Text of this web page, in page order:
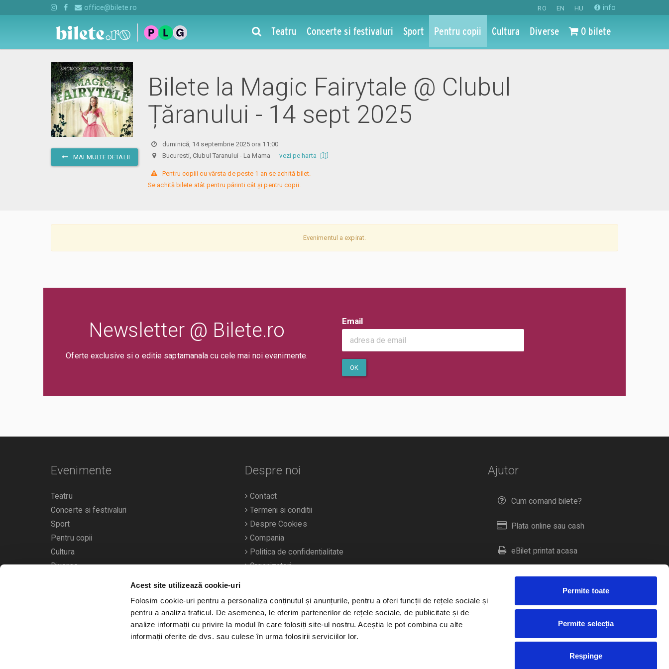
Acest site utilizează cookie-uri
Folosim cookie-uri pentru a personaliza conținutul și anunțurile, pentru a oferi funcții de rețele sociale și
pentru a analiza traficul. De asemenea, le oferim partenerilor de rețele sociale, de publicitate și de
analize informații cu privire la modul în care folosiți site-ul nostru. Aceștia le pot combina cu alte
informații oferite de dvs. sau culese în urma folosirii serviciilor lor.
Permite toate
Permite selecția
Respinge
RO EN HU info
office@bilete.ro
Teatru Concerte si festivaluri Sport Pentru copii Cultura Diverse 0 bilete
MAI MULTE DETALII
Bilete la Magic Fairytale @ Clubul
Țăranului - 14 sept 2025
duminică, 14 septembrie 2025 ora 11:00
Bucuresti, Clubul Taranului - La Mamavezi pe harta
Pentru copiii cu vârsta de peste 1 an se achită bilet.
Se achită bilete atât pentru părinti cât și pentru copii.
Evenimentul a expirat.
Newsletter @ Bilete.ro
Oferte exclusive si o editie saptamanala cu cele mai noi evenimente.
Email
OK
Ajutor
Cum comand bilete?
Plata online sau cash
eBilet printat acasa
Livrare prin curier
Duplicare bilete
Evenimente
Teatru
Concerte si festivaluri
Sport
Pentru copii
Cultura
Diverse
Calendarul evenimentelor
Despre noi
Contact
Termeni si conditii
Despre Cookies
Compania
Politica de confidentialitate
Organizatori